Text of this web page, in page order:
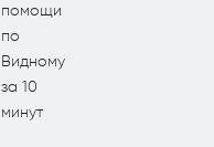
помощи
по
Видному
за 10
минут